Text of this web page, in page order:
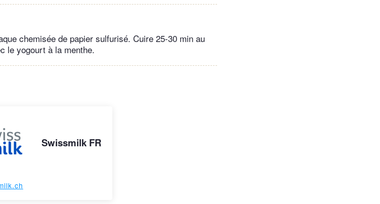
chemisée de papier sulfurisé. Cuire 25-30 min au
le yogourt à la menthe.
Swissmilk FR